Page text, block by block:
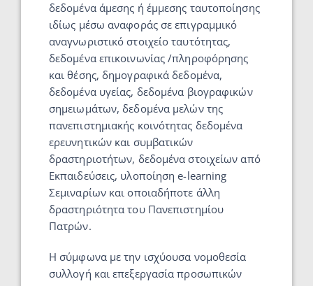
δεδομένα άμεσης ή έμμεσης ταυτοποίησης
ιδίως μέσω αναφοράς σε επιγραμμικό
αναγνωριστικό στοιχείο ταυτότητας,
δεδομένα επικοινωνίας /πληροφόρησης
και θέσης, δημογραφικά δεδομένα,
δεδομένα υγείας, δεδομένα βιογραφικών
σημειωμάτων, δεδομένα μελών της
πανεπιστημιακής κοινότητας δεδομένα
ερευνητικών και συμβατικών
δραστηριοτήτων, δεδομένα στοιχείων από
Εκπαιδεύσεις, υλοποίηση e-learning
Σεμιναρίων και οποιαδήποτε άλλη
δραστηριότητα του Πανεπιστημίου
Πατρών.
Η σύμφωνα με την ισχύουσα νομοθεσία
συλλογή και επεξεργασία προσωπικών